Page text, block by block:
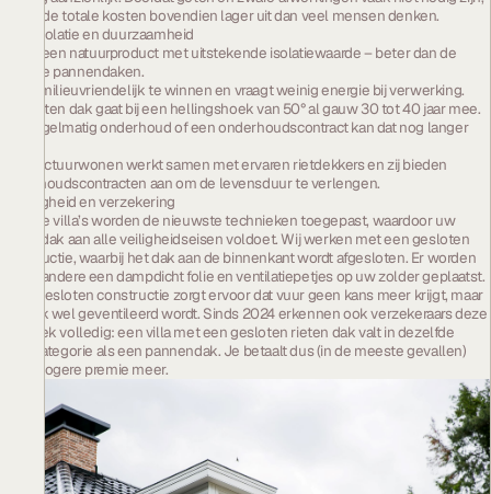
vallen de totale kosten bovendien lager uit dan veel mensen denken.
2. De isolatie en duurzaamheid
Riet is een natuurproduct met uitstekende isolatiewaarde – beter dan de
meeste pannendaken.
Het is milieuvriendelijk te winnen en vraagt weinig energie bij verwerking.
Een rieten dak gaat bij een hellingshoek van 50° al gauw 30 tot 40 jaar mee.
Met regelmatig onderhoud of een onderhoudscontract kan dat nog langer
Architectuurwonen werkt samen met ervaren rietdekkers en zij bieden
onderhoudscontracten aan om de levensduur te verlengen.
3. Veiligheid en verzekering
Bij onze villa’s worden de nieuwste technieken toegepast, waardoor uw
rieten dak aan alle veiligheidseisen voldoet. Wij werken met een gesloten
constructie, waarbij het dak aan de binnenkant wordt afgesloten. Er worden
onder andere een dampdicht folie en ventilatiepetjes op uw zolder geplaatst.
Deze gesloten constructie zorgt ervoor dat vuur geen kans meer krijgt, maar
het dak wel geventileerd wordt. Sinds 2024 erkennen ook verzekeraars deze
techniek volledig: een villa met een gesloten rieten dak valt in dezelfde
risicocategorie als een pannendak. Je betaalt dus (in de meeste gevallen)
geen hogere premie meer.